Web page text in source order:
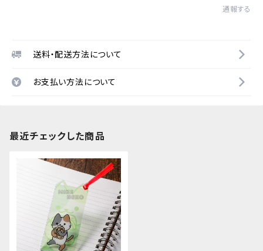
通報する
送料・配送方法について
お支払い方法について
最近チェックした商品